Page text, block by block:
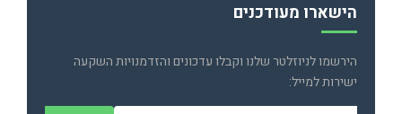
הישארו מעודכנים
הירשמו לניוזלטר שלנו וקבלו עדכונים והזדמנויות השקעה
ישירות למייל: